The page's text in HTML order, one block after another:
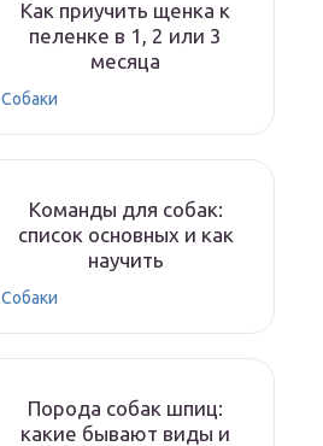
Как приучить щенка к
пеленке в 1, 2 или 3
месяца
Собаки
Команды для собак:
список основных и как
научить
Собаки
Порода собак шпиц:
какие бывают виды и